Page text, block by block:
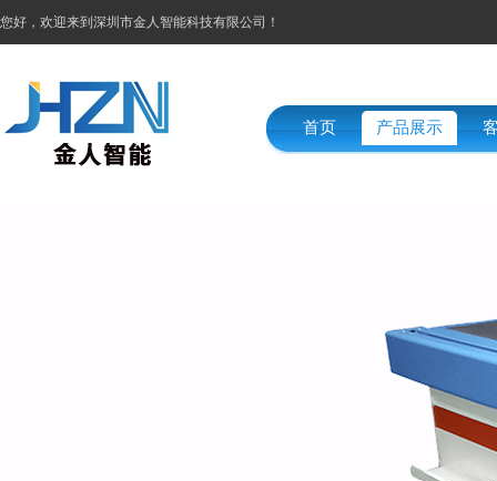
您好，欢迎来到深圳市金人智能科技有限公司！
首页 产品展示